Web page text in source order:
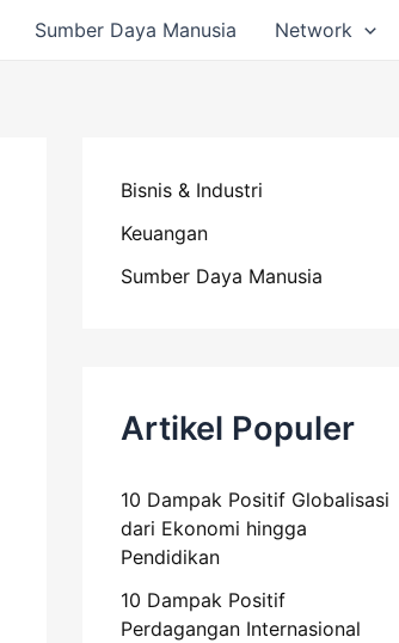
Sumber Daya Manusia Network
Bisnis & Industri
Keuangan
Sumber Daya Manusia
Artikel Populer
10 Dampak Positif Globalisasi
dari Ekonomi hingga
Pendidikan
10 Dampak Positif
Perdagangan Internasional